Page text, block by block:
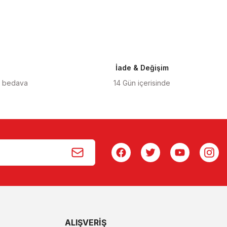
bedava
İade & Değişim
14 Gün içerisinde
ALIŞVERIŞ